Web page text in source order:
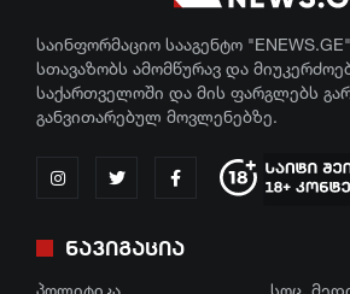
სამართალი
რჩევები
მედიცინა
ჯანდაცვა
კულტურა
რეგიონი
სპორტი
საინფორმაციო სააგენტო
სთავაზობს ამომწურავ და
საქართველოში და მის ფარგლებს
განვითარებულ მოვლენებზე.
ნავიგაცია
პოლიტიკა
სოც.